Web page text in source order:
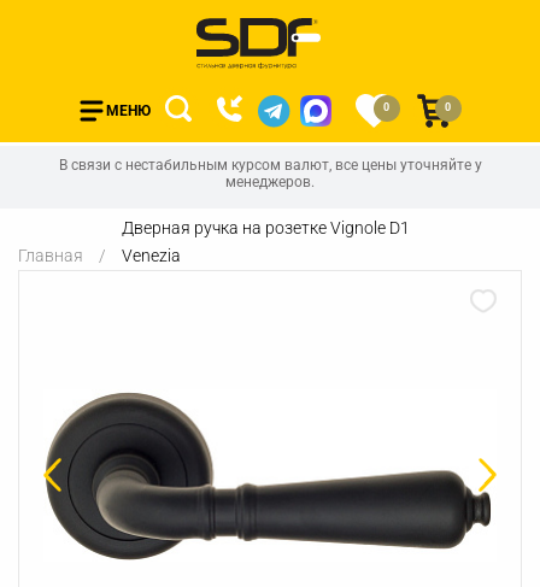
МЕНЮ 0 0
В связи с нестабильным курсом валют, все цены уточняйте у
менеджеров.
Главная
Дверная ручка на розетке Vignole D1
Venezia